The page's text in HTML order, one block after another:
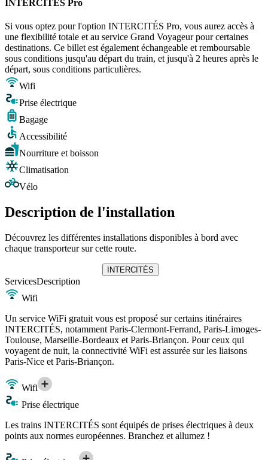
INTERCITÉS Pro
Si vous optez pour l'option INTERCITÉS Pro, vous aurez accès à
une flexibilité totale et au service Grand Voyageur pour certaines
destinations. Ce billet est également échangeable et remboursable
sous conditions jusqu'au départ du train, et jusqu'à 2 heures après le
départ, sous conditions particulières.
Wifi
Prise électrique
Bagage
Accessibilité
Nourriture et boisson
Climatisation
Vélo
Description de l'installation
Découvrez les différentes installations disponibles à bord avec
chaque transporteur sur cette route.
INTERCITÉS
ServicesDescription
Wifi
Un service WiFi gratuit vous est proposé sur certains itinéraires
INTERCITÉS, notamment Paris-Clermont-Ferrand, Paris-Limoges-
Toulouse, Marseille-Bordeaux et Paris-Briançon. Pour ceux qui
voyagent de nuit, la connectivité WiFi est assurée sur les liaisons
Paris-Nice et Paris-Briançon.
Wifi
Prise électrique
Les trains INTERCITÉS sont équipés de prises électriques à deux
points aux normes européennes. Branchez et allumez !